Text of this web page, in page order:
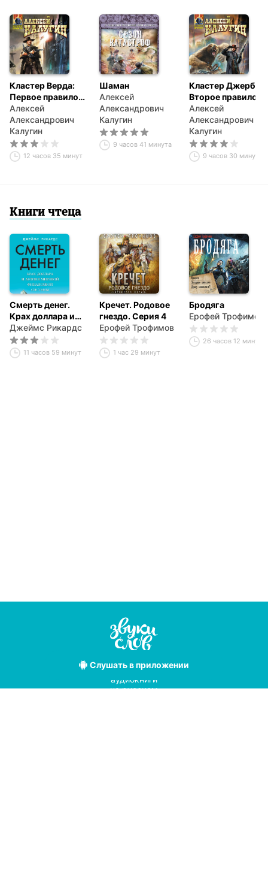
Кластер Верда:
Первое правило
крови
Алексей
Александрович
Калугин
12 часов 35 минут
Шаман
Алексей
Александрович
Калугин
9 часов 41 минута
Кластер Джерба:
Второе правило
крови
Алексей
Александрович
Калугин
9 часов 30 минут
Книги чтеца
Смерть денег.
Крах доллара и
агония мировой
финансовой
системы
Джеймс Рикардс
11 часов 59 минут
Кречет. Родовое
гнездо. Серия 4
Ерофей Трофимов
1 час 29 минут
Бродяга
Ерофей Трофимов
26 часов 12 минут
Слушатьв приложении
Лучшие
аудиокниги
на русском